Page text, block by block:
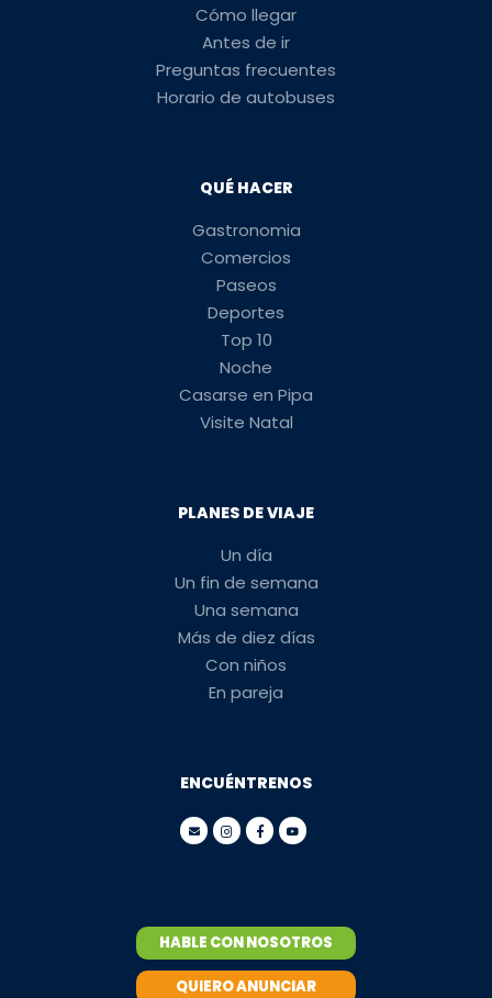
Cómo llegar
Antes de ir
Preguntas frecuentes
Horario de autobuses
QUÉ HACER
Gastronomia
Comercios
Paseos
Deportes
Top 10
Noche
Casarse en Pipa
Visite Natal
PLANES DE VIAJE
Un día
Un fin de semana
Una semana
Más de diez días
Con niños
En pareja
ENCUÉNTRENOS
HABLE CON NOSOTROS
QUIERO ANUNCIAR